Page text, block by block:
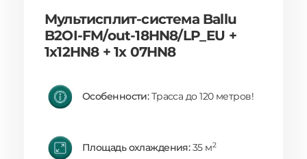
Мультисплит-система Ballu
B2OI-FM/out-18HN8/LP_EU +
1x12HN8 + 1x 07HN8
Особенности:Трасса до 120 метров!
Площадь охлаждения:35 м2